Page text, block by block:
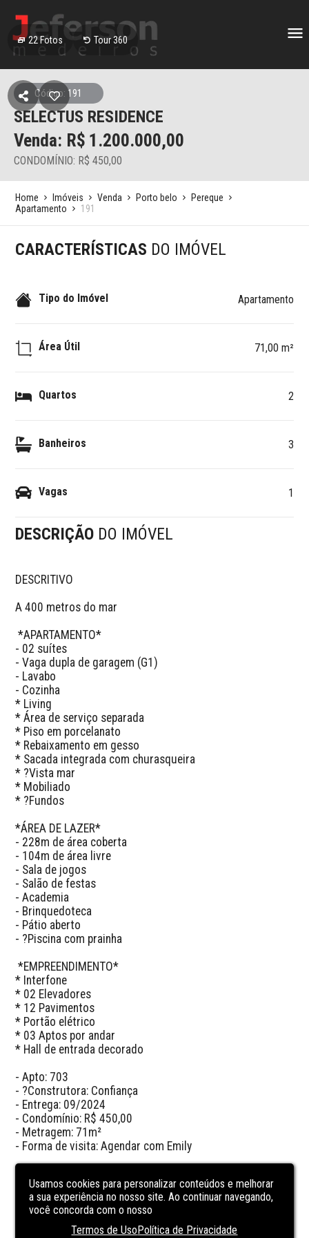
22 Fotos Tour 360
Código: 191
SELECTUS RESIDENCE
Venda: R$ 1.200.000,00
CONDOMÍNIO: R$ 450,00
Home Imóveis Venda Porto belo
Pereque
Apartamento
191
CARACTERÍSTICAS DO IMÓVEL
Tipo do Imóvel Apartamento
Área Útil 71,00 m²
Quartos 2
Banheiros 3
Vagas 1
DESCRIÇÃO DO IMÓVEL
DESCRITIVO
A 400 metros do mar
*APARTAMENTO*
- 02 suítes
- Vaga dupla de garagem (G1)
- Lavabo
- Cozinha
* Living
* Área de serviço separada
* Piso em porcelanato
* Rebaixamento em gesso
* Sacada integrada com churasqueira
* ?Vista mar
* Mobiliado
* ?Fundos
*ÁREA DE LAZER*
- 228m de área coberta
- 104m de área livre
- Sala de jogos
- Salão de festas
- Academia
- Brinquedoteca
- Pátio aberto
- ?Piscina com prainha
*EMPREENDIMENTO*
* Interfone
* 02 Elevadores
* 12 Pavimentos
* Portão elétrico
* 03 Aptos por andar
* Hall de entrada decorado
- Apto: 703
- ?Construtora: Confiança
- Entrega: 09/2024
- Condomínio: R$ 450,00
- Metragem: 71m²
- Forma de visita: Agendar com Emily
CARACTERÍSTICASDA UNIDADE
BALCONY/TERRACE
Usamos cookies para personalizar conteúdos e melhorar
a sua experiência no nosso site. Ao continuar navegando,
você concorda com o nosso
Termos de UsoPolítica de Privacidade